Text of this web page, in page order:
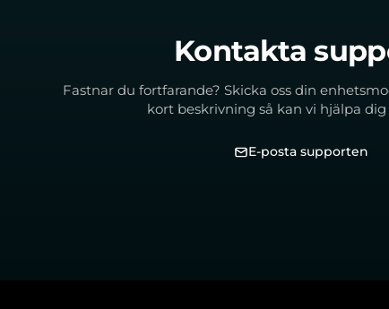
Kontakta
Fastnar du fortfarande? Skicka oss din
kort beskrivning så kan vi hjälpa dig
E-posta supporten